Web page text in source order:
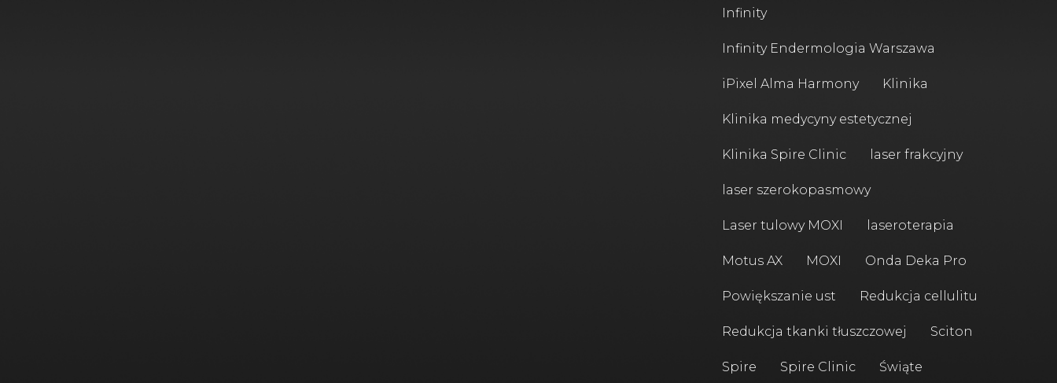
Infinity
Infinity Endermologia Warszawa
iPixel Alma Harmony Klinika
Klinika medycyny estetycznej
Klinika Spire Clinic laser frakcyjny
laser szerokopasmowy
Laser tulowy MOXI laseroterapia
Motus AX MOXI Onda Deka Pro
Powiększanie ust Redukcja cellulitu
Redukcja tkanki tłuszczowej Sciton
Spire Spire Clinic Świąte